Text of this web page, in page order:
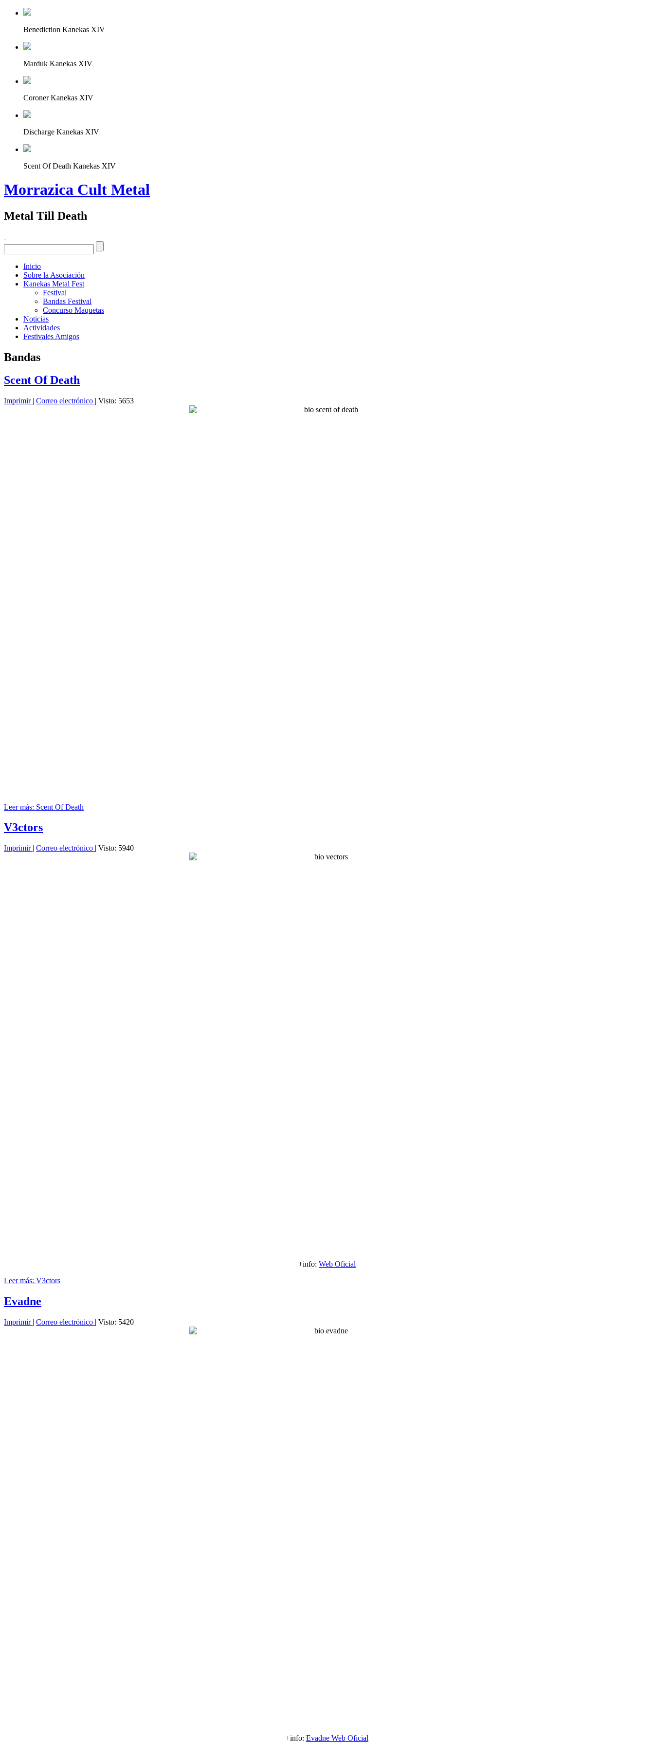
Benediction Kanekas XIV
Marduk Kanekas XIV
Coroner Kanekas XIV
Discharge Kanekas XIV
Scent Of Death Kanekas XIV
Morrazica Cult Metal
Metal Till Death
Inicio
Sobre la Asociación
Kanekas Metal Fest
Festival
Bandas Festival
Concurso Maquetas
Noticias
Actividades
Festivales Amigos
Bandas
Scent Of Death
Imprimir | Correo electrónico | Visto: 5653
Leer más: Scent Of Death
V3ctors
Imprimir | Correo electrónico | Visto: 5940
+info: Web Oficial
Leer más: V3ctors
Evadne
Imprimir | Correo electrónico | Visto: 5420
+info: Evadne Web Oficial